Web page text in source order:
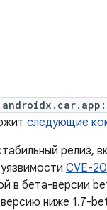
следующие
релиз,
CVE-
в бета-версии
ниже 1.7-